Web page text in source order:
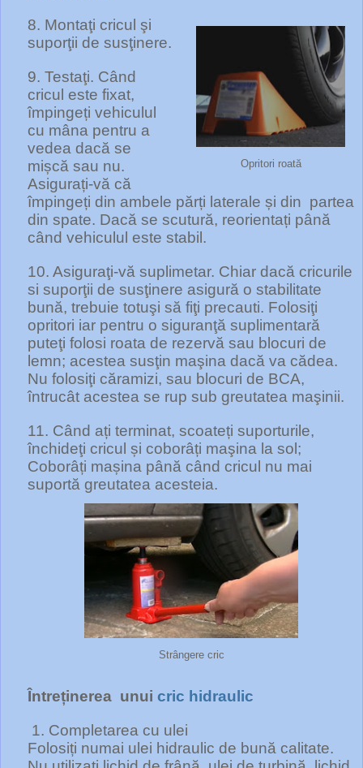
Opritori roată
8. Montaţi cricul şi
suporţii de susţinere.
9. Testaţi. Când
cricul este fixat,
împingeți vehiculul
cu mâna pentru a
vedea dacă se
mișcă sau nu.
Asigurați-vă că
împingeți din ambele părți laterale și din partea
din spate. Dacă se scutură, reorientați până
când vehiculul este stabil.
10. Asiguraţi-vă suplimetar. Chiar dacă cricurile
si suporţii de susţinere asigură o stabilitate
bună, trebuie totuşi să fiţi precauti. Folosiţi
opritori iar pentru o siguranţă suplimentară
puteţi folosi roata de rezervă sau blocuri de
lemn; acestea susţin maşina dacă va cădea.
Nu folosiţi căramizi, sau blocuri de BCA,
întrucât acestea se rup sub greutatea maşinii.
11. Când ați terminat, scoateți suporturile,
închideţi cricul și coborâți maşina la sol;
Coborâți mașina până când cricul nu mai
suportă greutatea acesteia.
Strângere cric
Întreținerea unui cric hidraulic
1. Completarea cu ulei
Folosiți numai ulei hidraulic de bună calitate.